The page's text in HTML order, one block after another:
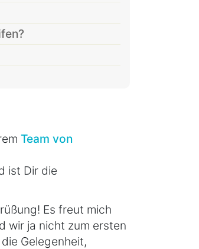
Team von
ist Dir die
Es freut mich
wir ja nicht zum ersten
Gelegenheit,